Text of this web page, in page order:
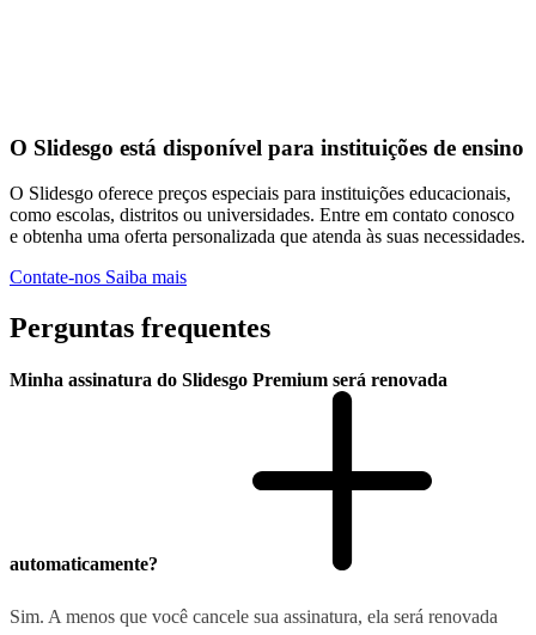
O Slidesgo está disponível para instituições de ensino
O Slidesgo oferece preços especiais para instituições educacionais,
como escolas, distritos ou universidades. Entre em contato conosco
e obtenha uma oferta personalizada que atenda às suas necessidades.
Contate-nos Saiba mais
Perguntas frequentes
Minha assinatura do Slidesgo Premium será renovada
automaticamente?
Sim. A menos que você cancele sua assinatura, ela será renovada